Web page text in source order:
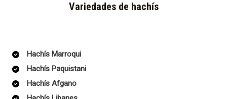
Variedades de hachís
Hachís Marroqui
Hachís Paquistani
Hachís Afgano